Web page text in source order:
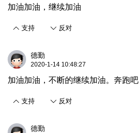
加油加油，继续加油
支持 反对
德勤
2020-1-14 10:48:27
加油加油，不断的继续加油。奔跑吧
支持 反对
德勤